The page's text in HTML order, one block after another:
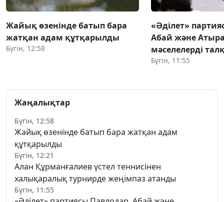
Жайық өзенінде батып бара
жатқан адам құтқарылды
Бүгін, 12:58
«Әділет»
Абай және
мәселелерді
Бүгін, 11:55
Жаңалықтар
Бүгін, 12:58
Жайық өзенінде батып бара жатқан адам
құтқарылды
Бүгін, 12:21
Алан Құрманғалиев үстел теннисінен
халықаралық турнирде жеңімпаз атанды
Бүгін, 11:55